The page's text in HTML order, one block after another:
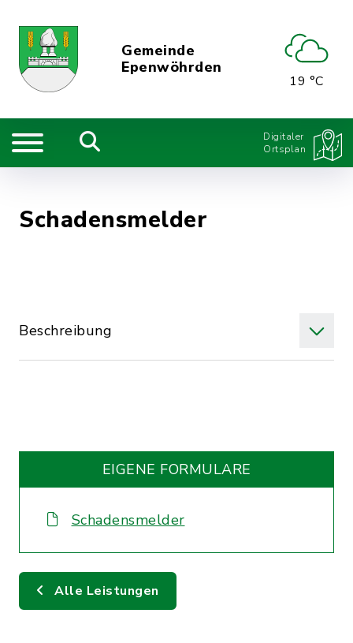
Gemeinde
Epenwöhrden
19 °C
Digitaler
Ortsplan
Schadensmelder
Beschreibung
EIGENE FORMULARE
Schadensmelder
Alle Leistungen